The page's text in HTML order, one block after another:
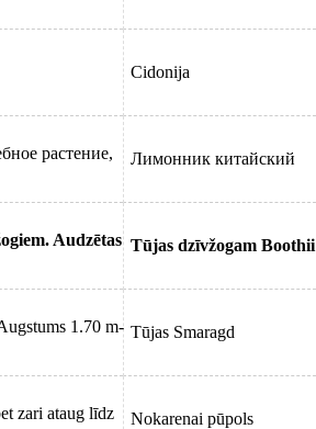
Cidonija
растение,
Лимонник китайский
Audzētas Tūjas dzīvžogam Boothii
1.70 m- Tūjas Smaragd
zari ataug līdz
Nokarenai pūpols